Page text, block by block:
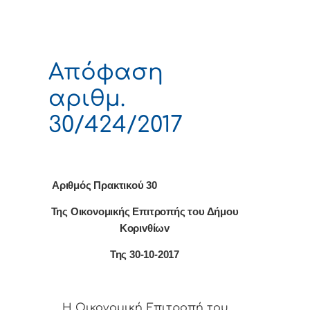
Απόφαση
αριθμ.
30/424/2017
Αριθμός Πρακτικού 30
Της Οικονομικής Επιτρoπής τoυ Δήμoυ
Κoριvθίωv
Της 30-10-2017